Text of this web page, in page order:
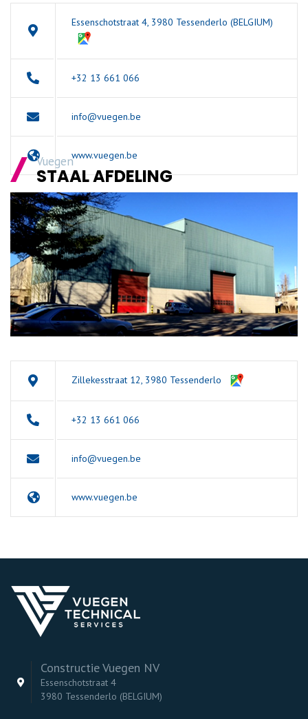
Essenschotstraat 4, 3980 Tessenderlo (BELGIUM)
+32 13 661 066
info@vuegen.be
www.vuegen.be
Vuegen
STAAL AFDELING
Zillekesstraat 12, 3980 Tessenderlo
+32 13 661 066
info@vuegen.be
www.vuegen.be
Constructie Vuegen NV
Essenschotstraat 4
3980 Tessenderlo (BELGIUM)